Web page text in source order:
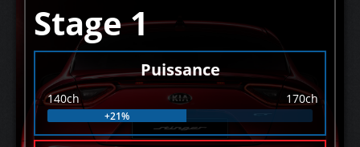
Stage 1
Puissance
140ch 170ch
+21%